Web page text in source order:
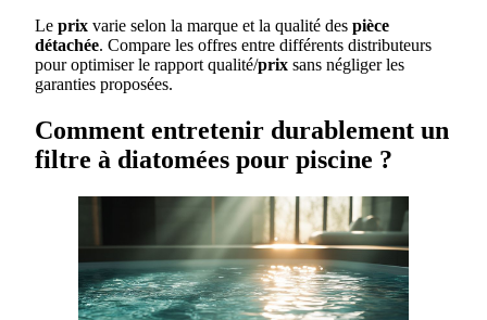
Le prix varie selon la marque et la qualité des pièce
détachée. Compare les offres entre différents distributeurs
pour optimiser le rapport qualité/prix sans négliger les
garanties proposées.
Comment entretenir durablement un
filtre à diatomées pour piscine ?